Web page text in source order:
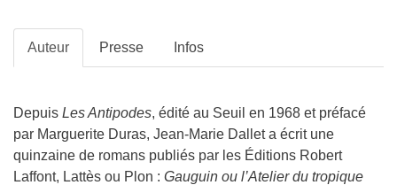
Auteur Presse Infos
Depuis Les Antipodes, édité au Seuil en 1968 et préfacé
par Marguerite Duras, Jean-Marie Dallet a écrit une
quinzaine de romans publiés par les Éditions Robert
Laffont, Lattès ou Plon : Gauguin ou l’Atelier du tropique